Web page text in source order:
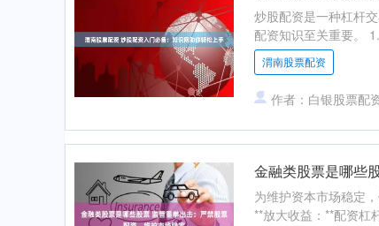
炒股配资是一种杠杆
配资知识至关重要。
渭南股票配资
作者：白银股票配
金融类股票是哪些
为维护资本市场稳定
**放大收益：**配资杠